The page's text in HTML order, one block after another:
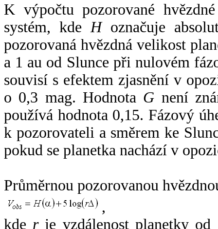
K výpočtu pozorované
systém, kde Hoznačuje
pozorovaná hvězdná velikost
a 1 au od Slunce při nulovém
souvisí s efektem zjasnění v
o 0,3 mag. Hodnota G není
používá hodnota 0,15. Fázový
k pozorovateli a směrem ke
pokud se planetka nachází v
Průměrnou pozorovanou
,
kde rje vzdálenost planetky od